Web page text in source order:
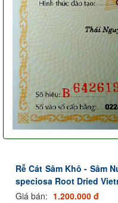
Rễ Cát Sâm Khô - Sâm
speciosa Root Dried
Giá bán: 1.200.000 đ